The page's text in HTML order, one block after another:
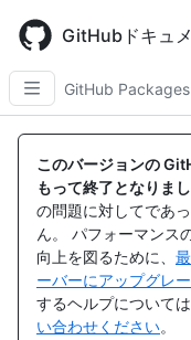
main
content
GitHubドキュ
GitHub Packages
このバージョンの
もって終了となりま
の問題に対してであ
ん。 パフォーマンス
向上を図るために、
ーバーにアップグレ
するヘルプについては
い合わせください。